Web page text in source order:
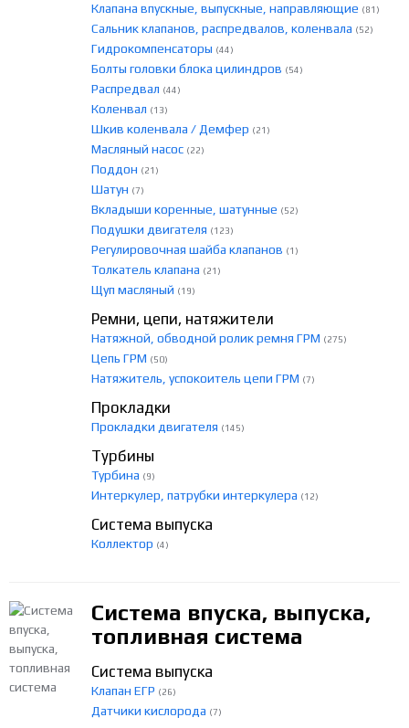
Клапана впускные, выпускные, направляющие (81)
Сальник клапанов, распредвалов, коленвала (52)
Гидрокомпенсаторы (44)
Болты головки блока цилиндров (54)
Распредвал (44)
Коленвал (13)
Шкив коленвала / Демфер (21)
Масляный насос (22)
Поддон (21)
Шатун (7)
Вкладыши коренные, шатунные (52)
Подушки двигателя (123)
Регулировочная шайба клапанов (1)
Толкатель клапана (21)
Щуп масляный (19)
Ремни, цепи, натяжители
Натяжной, обводной ролик ремня ГРМ (275)
Цепь ГРМ (50)
Натяжитель, успокоитель цепи ГРМ (7)
Прокладки
Прокладки двигателя (145)
Турбины
Турбина (9)
Интеркулер, патрубки интеркулера (12)
Система выпуска
Коллектор (4)
Система впуска, выпуска,
топливная система
Система выпуска
Клапан ЕГР (26)
Датчики кислорода (7)